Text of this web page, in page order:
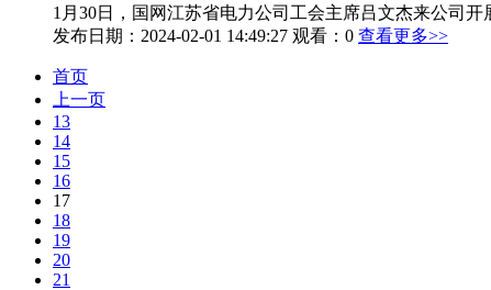
1月30日，国网江苏省电力公司工会主席吕文杰来公司
发布日期：2024-02-01 14:49:27 观看：0 查看更多>>
首页
上一页
13
14
15
16
17
18
19
20
21